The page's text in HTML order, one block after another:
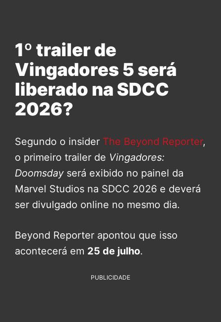
1º trailer de
Vingadores 5 será
liberado na SDCC
2026?
Segundo o insider The Beyond Reporter,
o primeiro trailer de Vingadores:
Doomsday será exibido no painel da
Marvel Studios na SDCC 2026 e deverá
ser divulgado online no mesmo dia.
Beyond Reporter apontou que isso
acontecerá em 25 de julho.
PUBLICIDADE